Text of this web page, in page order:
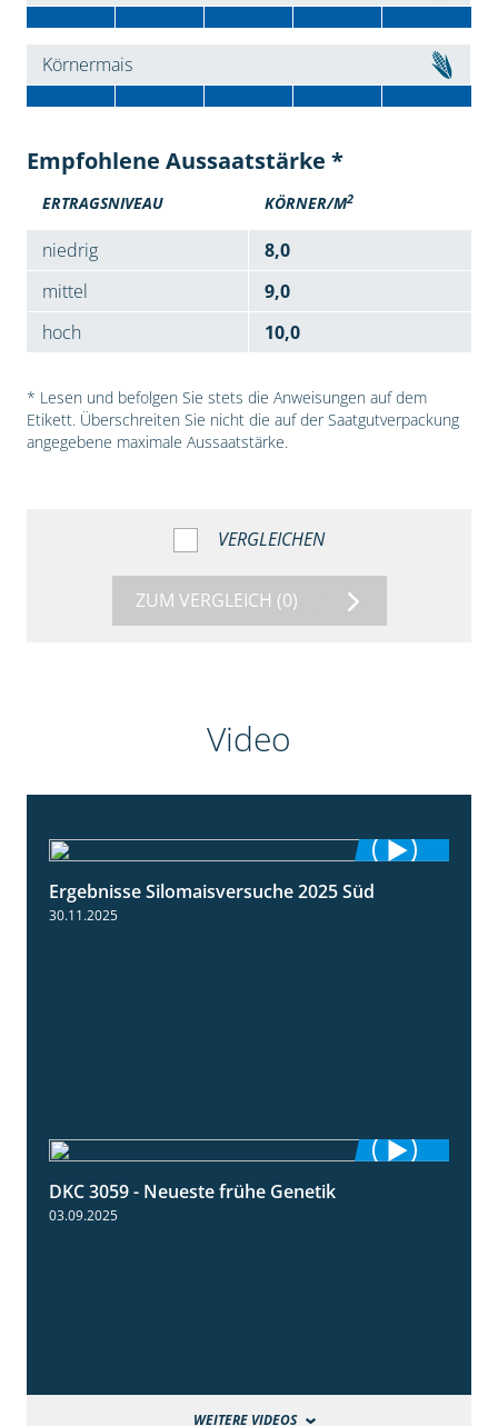
Körnermais
Empfohlene Aussaatstärke *
ERTRAGSNIVEAU KÖRNER/M2
niedrig
8,0
mittel
9,0
hoch
10,0
* Lesen und befolgen Sie stets die Anweisungen auf dem
Etikett. Überschreiten Sie nicht die auf der Saatgutverpackung
angegebene maximale Aussaatstärke.
VERGLEICHEN
ZUM VERGLEICH (0)
Video
Ergebnisse Silomaisversuche 2025 Süd
30.11.2025
DKC 3059 - Neueste frühe Genetik
03.09.2025
WEITERE VIDEOS